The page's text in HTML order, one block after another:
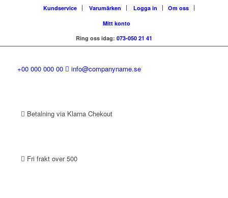
Kundservice Varumärken Logga in
Om oss
Mitt konto
Ring oss idag: 073-050 21 41
+00 000 000 00 info@companyname.se
Betalning via Klarna Chekout
Fri frakt over 500